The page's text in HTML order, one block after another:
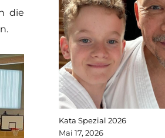
die
Kata Spezial 2026
Mai 17, 2026